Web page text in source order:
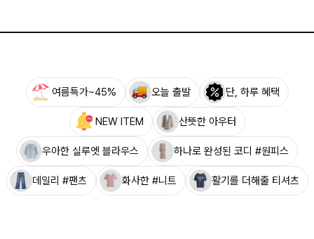
여름특가~45% 오늘 출발 단, 하루 혜택
NEW ITEM 산뜻한 아우터
우아한 실루엣 블라우스 하나로 완성된 코디 #원피스
데일리 #팬츠 화사한 #니트 활기를 더해줄 티셔츠